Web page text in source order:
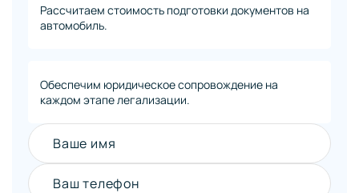
Рассчитаем стоимость подготовки документов на
автомобиль.
Обеспечим юридическое сопровождение на
каждом этапе легализации.
Ваше имя
Ваш телефон